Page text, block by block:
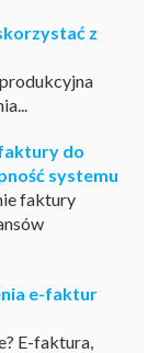
z
do
systemu
faktury
e-faktur
E-faktura,